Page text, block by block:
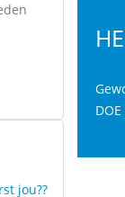
jou??
DOE